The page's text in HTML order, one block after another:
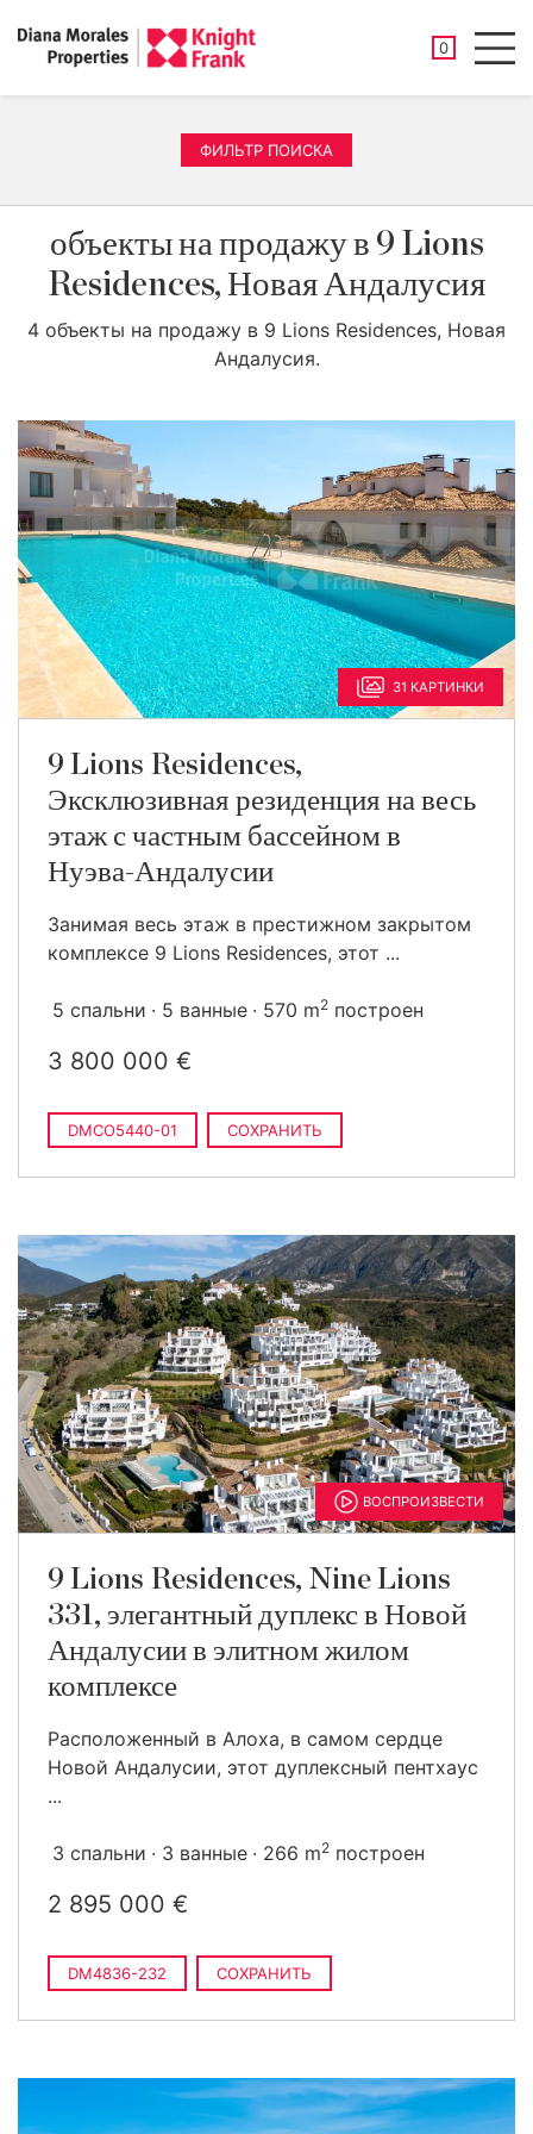
0
ФИЛЬТР ПОИСКА
объекты на продажу в 9 Lions
Residences, Новая Андалусия
4 объекты на продажу в 9 Lions Residences, Новая
Андалусия.
31 КАРТИНКИ
9 Lions Residences,
Эксклюзивная резиденция на весь
этаж с частным бассейном в
Нуэва-Андалусии
Занимая весь этаж в престижном закрытом
комплексе 9 Lions Residences, этот ...
5 спальни 5 ванные 570 m2 построен
3 800 000 €
DMCO5440-01 СОХРАНИТЬ
ВОСПРОИЗВЕСТИ
9 Lions Residences, Nine Lions
331, элегантный дуплекс в Новой
Андалусии в элитном жилом
комплексе
Расположенный в Алоха, в самом сердце
Новой Андалусии, этот дуплексный пентхаус
...
3 спальни 3 ванные 266 m2 построен
2 895 000 €
DM4836-232 СОХРАНИТЬ